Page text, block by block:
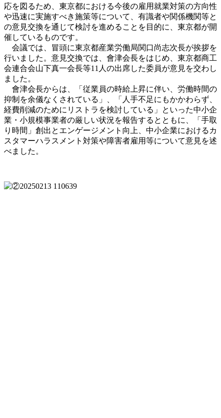
応を図るため、東京都における今後の雇用就業対策の方向性
や迅速に実施すべき施策等について、有識者や関係機関等と
の意見交換を通じて検討を進めることを目的に、東京都が開
催しているものです。
会議では、冒頭に東京都産業労働局関口尚志次長が挨拶を
行いました。意見交換では、會津会長をはじめ、東京都商工
会連合会山下真一会長等11人の出席した委員が意見を交わし
ました。
會津会長からは、「従業員の時給上昇に伴い、労働時間の
抑制を余儀なくされている」、「人手不足にもかかわらず、
経費削減のためにリストラを検討している」といった中小企
業・小規模事業者の厳しい状況を報告するとともに、「手取
り時間」創出とエンゲージメント向上、中小企業におけるカ
スタマーハラスメント対策や障害者雇用等について意見を述
べました。